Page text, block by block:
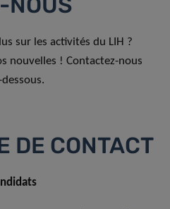
sur les activités du LIH ?
nouvelles ! Contactez-nous
DE CONTACT